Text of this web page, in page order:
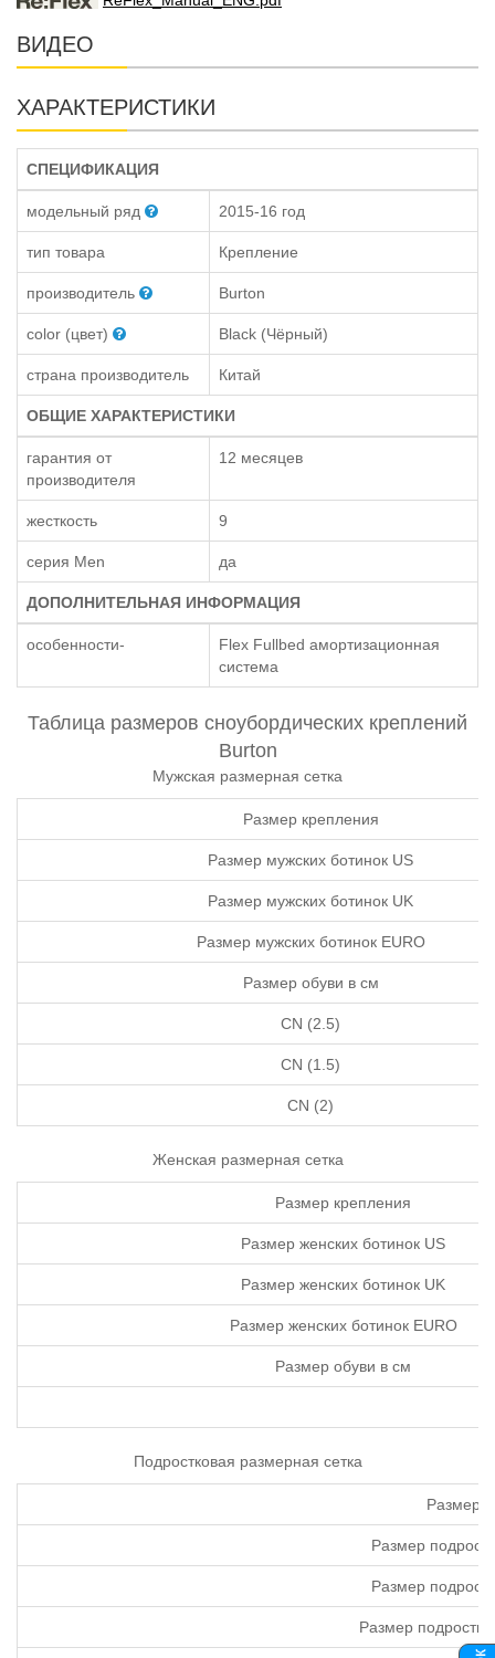
ВИДЕО
ХАРАКТЕРИСТИКИ
СПЕЦИФИКАЦИЯ
модельный ряд 2015-16 год
тип товара Крепление
производитель Burton
color (цвет) Black (Чёрный)
страна производитель Китай
ОБЩИЕ ХАРАКТЕРИСТИКИ
гарантия от
производителя
12 месяцев
жесткость 9
серия Men да
ДОПОЛНИТЕЛЬНАЯ ИНФОРМАЦИЯ
особенности-
Flex Fullbed амортизационная
система
Таблица размеров сноубордических креплений
Burton
Мужская размерная сетка
Размер крепления
Размер мужских ботинок US
Размер мужских ботинок UK
Размер мужских ботинок EURO
Размер обуви в см
CN (2.5)
CN (1.5)
CN (2)
Женская размерная сетка
Размер крепления
Размер женских ботинок US
Размер женских ботинок UK
Размер женских ботинок EURO
Размер обуви в см
Подростковая размерная сетка
Размер
Размер
Размер
Размер